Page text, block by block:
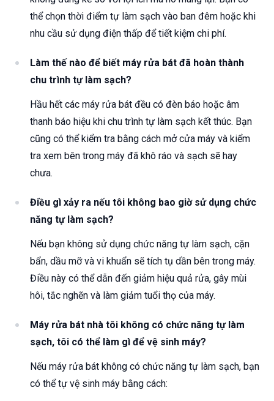
thể chọn thời điểm tự làm sạch vào ban đêm hoặc khi
nhu cầu sử dụng điện thấp để tiết kiệm chi phí.
Làm thế nào để biết máy rửa bát đã hoàn thành
chu trình tự làm sạch?
Hầu hết các máy rửa bát đều có đèn báo hoặc âm
thanh báo hiệu khi chu trình tự làm sạch kết thúc. Bạn
cũng có thể kiểm tra bằng cách mở cửa máy và kiểm
tra xem bên trong máy đã khô ráo và sạch sẽ hay
chưa.
Điều gì xảy ra nếu tôi không bao giờ sử dụng chức
năng tự làm sạch?
Nếu bạn không sử dụng chức năng tự làm sạch, cặn
bẩn, dầu mỡ và vi khuẩn sẽ tích tụ dần bên trong máy.
Điều này có thể dẫn đến giảm hiệu quả rửa, gây mùi
hôi, tắc nghẽn và làm giảm tuổi thọ của máy.
Máy rửa bát nhà tôi không có chức năng tự làm
sạch, tôi có thể làm gì để vệ sinh máy?
Nếu máy rửa bát không có chức năng tự làm sạch, bạn
có thể tự vệ sinh máy bằng cách: